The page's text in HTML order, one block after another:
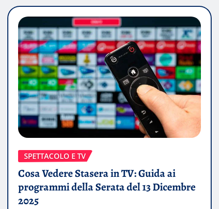
SPETTACOLO E TV
Cosa Vedere Stasera in TV: Guida ai
programmi della Serata del 13 Dicembre
2025